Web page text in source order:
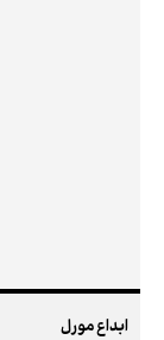
ابداع مورل